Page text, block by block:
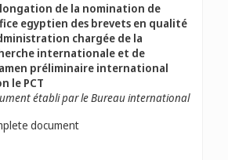
de la nomination de
egyptien des brevets en qualité
chargée de la
internationale et de
préliminaire international
le PCT
établi par le Bureau international
document